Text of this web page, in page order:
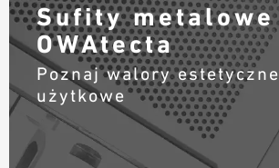
Sufity metalowe
OWAtecta
Poznaj walory
użytkowe